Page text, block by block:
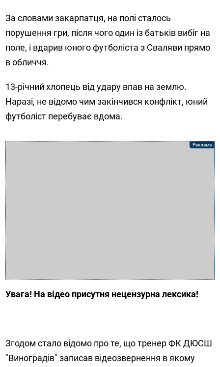
За словами закарпатця, на полі сталось
порушення гри, після чого один із батьків вибіг на
поле, і вдарив юного футболіста з Сваляви прямо
в обличчя.
13-річний хлопець від удару впав на землю.
Наразі, не відомо чим закінчився конфлікт, юний
футболіст перебуває вдома.
Увага! На відео присутня нецензурна лексика!
Згодом стало відомо про те, що тренер ФК ДЮСШ
"Виноградів" записав відеозвернення в якому